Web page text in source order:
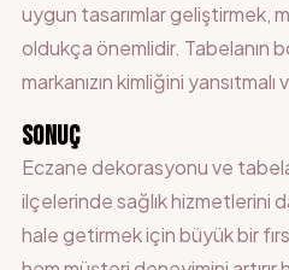
uygun tasarımlar geliştirmek,
oldukça önemlidir. Tabelanın
markanızın kimliğini yansıtmalı
SONUÇ
Eczane dekorasyonu ve
ilçelerinde sağlık hizmetlerini
hale getirmek için büyük bir